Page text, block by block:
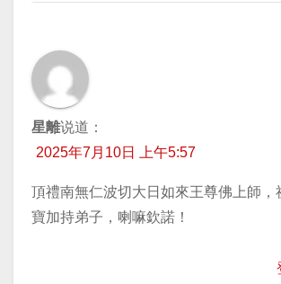
星離说道：
2025年7月10日 上午5:57
頂禮南無仁波切大日如來王尊佛上師，
寶加持弟子，喇嘛欽諾！